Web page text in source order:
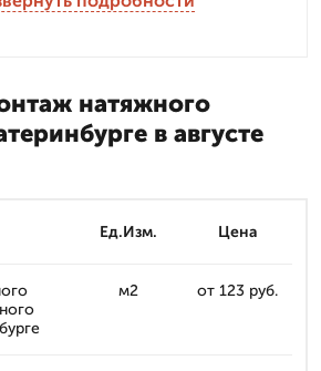
натяжного
в августе
Ед.Изм. Цена
м2 от 123 руб.